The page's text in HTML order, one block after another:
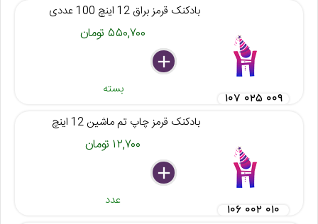
بادکنک قرمز براق 12 اینچ 100 عددی
۵۵۰,۷۰۰ تومان
delete
remove
add
بسته
۱۰۷ ۰۲۵ ۰۰۹
بادکنک قرمز چاپ تم ماشین 12 اینچ
۱۲,۷۰۰ تومان
delete
remove
add
عدد
۱۰۶ ۰۰۲ ۰۱۰